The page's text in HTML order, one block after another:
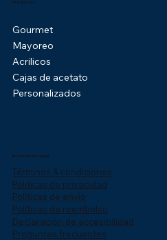
Productos
Gourmet
Mayoreo
Acrilicos
Cajas de acetato
Personalizados
Información Legal
Términos & condiciones
Póliticas de privacidad
Políticas de envío
Políticas de reembolso
Declaración de accesibilidad
Preguntas frecuentes